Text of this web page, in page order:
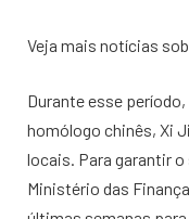
Veja mais notícias
Durante esse
homólogo chinês, Xi
locais. Para garantir
Ministério das